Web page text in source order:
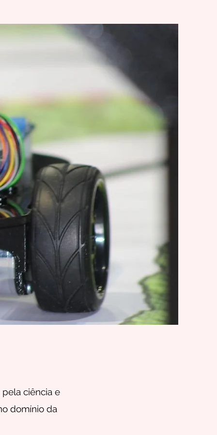
ciência e
domínio da